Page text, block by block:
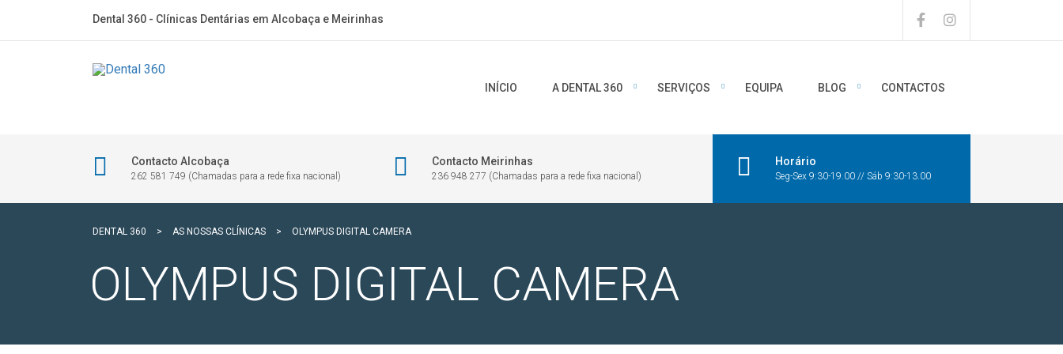
Dental 360 - Clínicas Dentárias em Alcobaça e Meirinhas
INÍCIO A DENTAL 360 SERVIÇOS EQUIPA BLOG CONTACTOS
Contacto Alcobaça
262 581 749 (Chamadas para a rede fixa nacional)
Contacto Meirinhas
236 948 277 (Chamadas para a rede fixa nacional)
Horário
Seg-Sex 9:30-19.00 // Sáb 9:30-13.00
DENTAL 360 > AS NOSSAS CLÍNICAS > OLYMPUS DIGITAL CAMERA
OLYMPUS DIGITAL CAMERA